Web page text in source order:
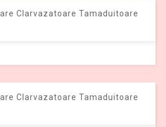
Clarvazatoare Tamaduitoare
Clarvazatoare Tamaduitoare